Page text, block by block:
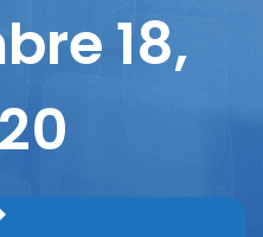
18,